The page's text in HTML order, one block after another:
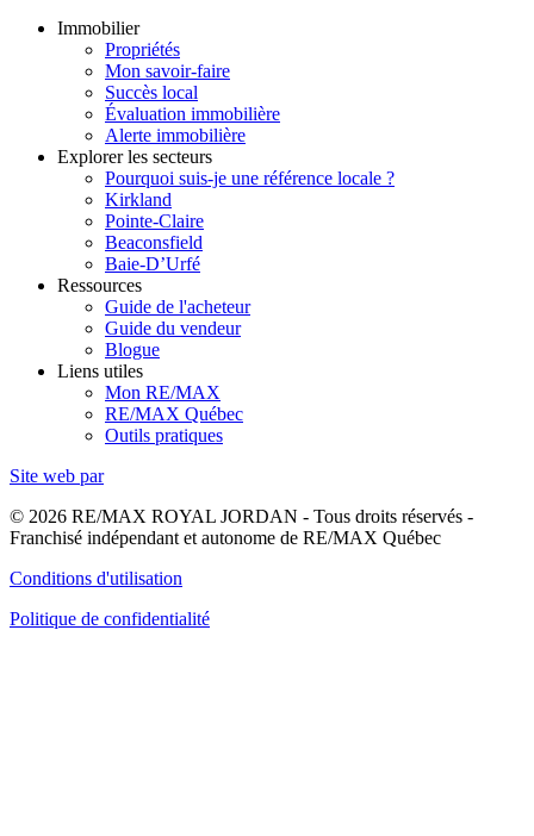
Immobilier
Propriétés
Mon savoir-faire
Succès local
Évaluation immobilière
Alerte immobilière
Explorer les secteurs
Pourquoi suis-je une référence locale ?
Kirkland
Pointe-Claire
Beaconsfield
Baie-D’Urfé
Ressources
Guide de l'acheteur
Guide du vendeur
Blogue
Liens utiles
Mon RE/MAX
RE/MAX Québec
Outils pratiques
Site web par
© 2026 RE/MAX ROYAL JORDAN - Tous droits réservés -
Franchisé indépendant et autonome de RE/MAX Québec
Conditions d'utilisation
Politique de confidentialité